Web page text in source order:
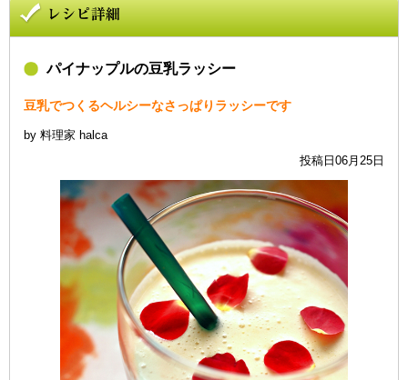
パイナップルの豆乳ラッシー
豆乳でつくるヘルシーなさっぱりラッシーです
by 料理家 halca
投稿日06月25日